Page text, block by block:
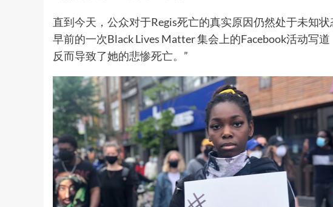
直到今天，公众对于Regis死亡的真实原因仍然处于未知
早前的一次Black Lives Matter 集会上的Facebook活动写
反而导致了她的悲惨死亡。”